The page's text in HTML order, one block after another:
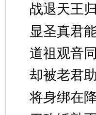
战退天
显圣真
道祖观
却被老君
将身绑在